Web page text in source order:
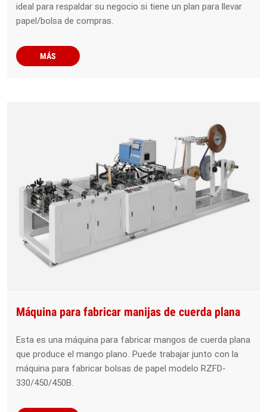
ideal para respaldar su negocio si tiene un plan para llevar
papel/bolsa de compras.
MÁS
Máquina para fabricar manijas de cuerda plana
Esta es una máquina para fabricar mangos de cuerda plana
que produce el mango plano. Puede trabajar junto con la
máquina para fabricar bolsas de papel modelo RZFD-
330/450/450B.